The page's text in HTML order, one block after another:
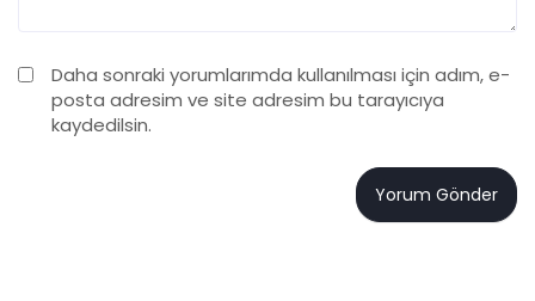
Daha sonraki yorumlarımda kullanılması için adım, e-
posta adresim ve site adresim bu tarayıcıya
kaydedilsin.